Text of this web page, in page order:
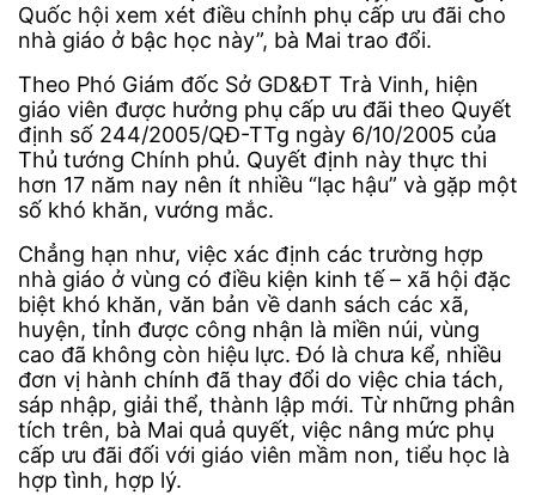
Quốc hội xem xét điều chỉnh phụ cấp ưu đãi cho
nhà giáo ở bậc học này”, bà Mai trao đổi.
Theo Phó Giám đốc Sở GD&ĐT Trà Vinh, hiện
giáo viên được hưởng phụ cấp ưu đãi theo Quyết
định số 244/2005/QĐ-TTg ngày 6/10/2005 của
Thủ tướng Chính phủ. Quyết định này thực thi
hơn 17 năm nay nên ít nhiều “lạc hậu” và gặp một
số khó khăn, vướng mắc.
Chẳng hạn như, việc xác định các trường hợp
nhà giáo ở vùng có điều kiện kinh tế – xã hội đặc
biệt khó khăn, văn bản về danh sách các xã,
huyện, tỉnh được công nhận là miền núi, vùng
cao đã không còn hiệu lực. Đó là chưa kể, nhiều
đơn vị hành chính đã thay đổi do việc chia tách,
sáp nhập, giải thể, thành lập mới. Từ những phân
tích trên, bà Mai quả quyết, việc nâng mức phụ
cấp ưu đãi đối với giáo viên mầm non, tiểu học là
hợp tình, hợp lý.